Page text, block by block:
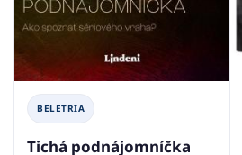
BELETRIA
Tichá podnájomníčka